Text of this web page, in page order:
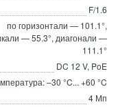
F/1.6
по горизонтали — 101.1°,
— 55.3°, диагонали —
111.1°
DC 12 V, PoE
–30 °C... +60 °C
4 Мп